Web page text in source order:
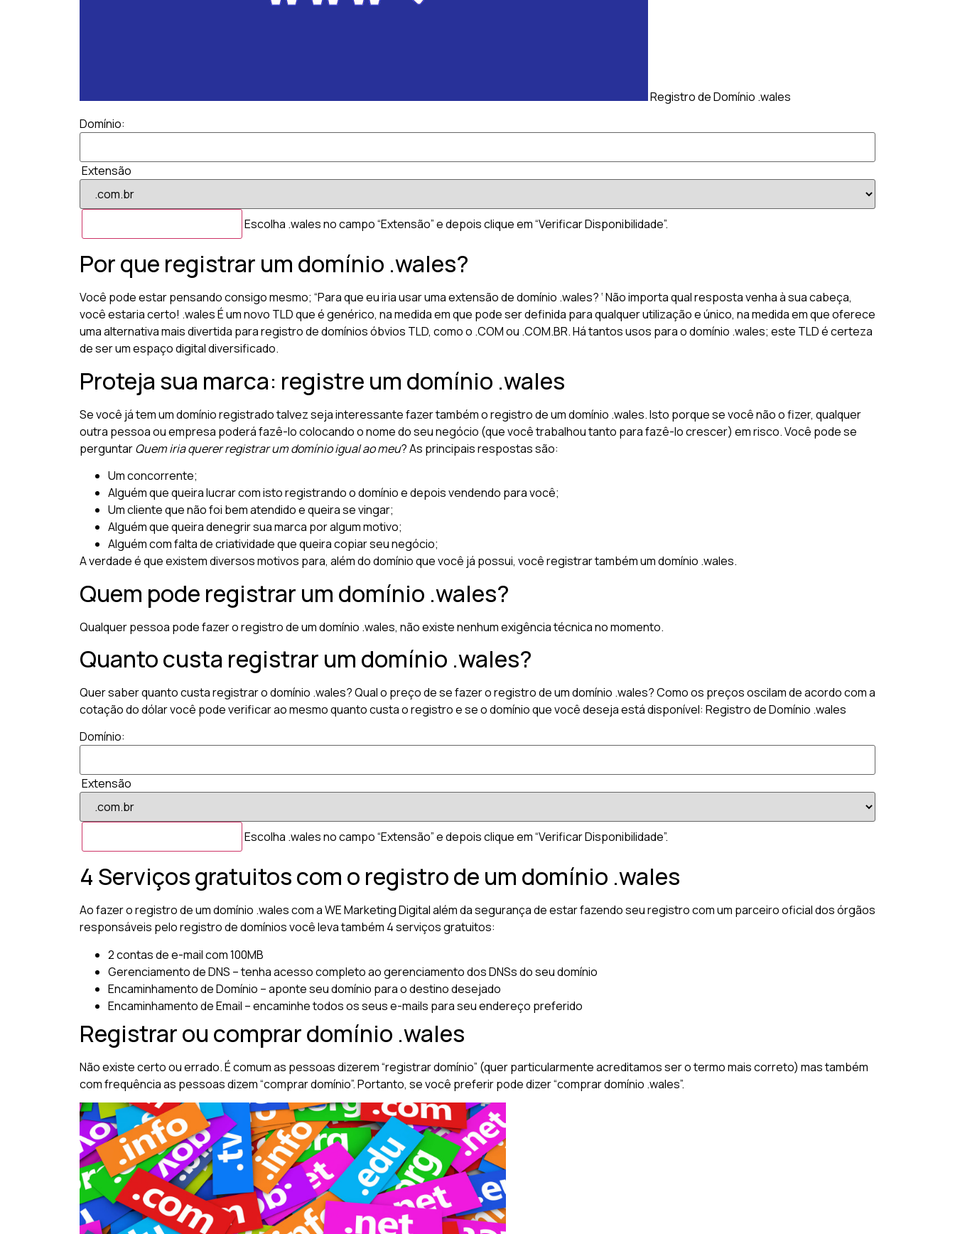
Registro de Domínio .wales
Domínio:
Extensão
Escolha .wales no campo “Extensão” e depois clique em “Verificar Disponibilidade”.
Por que registrar um domínio .wales?
Você pode estar pensando consigo mesmo; “Para que eu iria usar uma extensão de domínio .wales? ‘ Não importa qual resposta venha à sua cabeça,
você estaria certo! .wales É um novo TLD que é genérico, na medida em que pode ser definida para qualquer utilização e único, na medida em que oferece
uma alternativa mais divertida para registro de domínios óbvios TLD, como o .COM ou .COM.BR. Há tantos usos para o domínio .wales; este TLD é certeza
de ser um espaço digital diversificado.
Proteja sua marca: registre um domínio .wales
Se você já tem um domínio registrado talvez seja interessante fazer também o registro de um domínio .wales. Isto porque se você não o fizer, qualquer
outra pessoa ou empresa poderá fazê-lo colocando o nome do seu negócio (que você trabalhou tanto para fazê-lo crescer) em risco. Você pode se
perguntarQuem iria querer registrar um domínio igual ao meu? As principais respostas são:
Um concorrente;
Alguém que queira lucrar com isto registrando o domínio e depois vendendo para você;
Um cliente que não foi bem atendido e queira se vingar;
Alguém que queira denegrir sua marca por algum motivo;
Alguém com falta de criatividade que queira copiar seu negócio;
A verdade é que existem diversos motivos para, além do domínio que você já possui, você registrar também um domínio .wales.
Quem pode registrar um domínio .wales?
Qualquer pessoa pode fazer o registro de um domínio .wales, não existe nenhum exigência técnica no momento.
Quanto custa registrar um domínio .wales?
Quer saber quanto custa registrar o domínio .wales? Qual o preço de se fazer o registro de um domínio .wales? Como os preços oscilam de acordo com a
cotação do dólar você pode verificar ao mesmo quanto custa o registro e se o domínio que você deseja está disponível: Registro de Domínio .wales
Domínio:
Extensão
Escolha .wales no campo “Extensão” e depois clique em “Verificar Disponibilidade”.
4 Serviços gratuitos com o registro de um domínio .wales
Ao fazer o registro de um domínio .wales com a WE Marketing Digital além da segurança de estar fazendo seu registro com um parceiro oficial dos órgãos
responsáveis pelo registro de domínios você leva também 4 serviços gratuitos:
2 contas de e-mail com 100MB
Gerenciamento de DNS – tenha acesso completo ao gerenciamento dos DNSs do seu domínio
Encaminhamento de Domínio – aponte seu domínio para o destino desejado
Encaminhamento de Email – encaminhe todos os seus e-mails para seu endereço preferido
Registrar ou comprar domínio .wales
Não existe certo ou errado. É comum as pessoas dizerem “registrar domínio” (quer particularmente acreditamos ser o termo mais correto) mas também
com frequência as pessoas dizem “comprar domínio”. Portanto, se você preferir pode dizer “comprar domínio .wales”.